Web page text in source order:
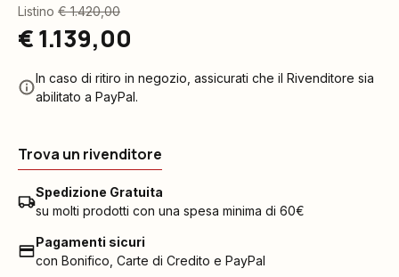
Listino € 1.420,00
€ 1.139,00
In caso di ritiro in negozio, assicurati che il Rivenditore sia
abilitato a PayPal.
Trova un rivenditore
Spedizione Gratuita
su molti prodotti con una spesa minima di 60€
Pagamenti sicuri
con Bonifico, Carte di Credito e PayPal